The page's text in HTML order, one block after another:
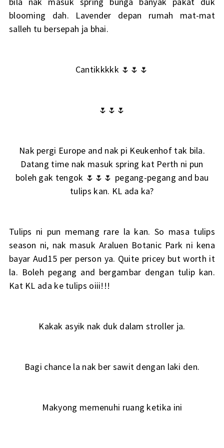
blooming dah. Lavender depan rumah mat-mat
salleh tu bersepah ja bhai.
Cantikkkkk 🌷🌷🌷
🌷🌷🌷
Nak pergi Europe and nak pi Keukenhof tak bila.
Datang time nak masuk spring kat Perth ni pun
boleh gak tengok 🌷🌷🌷 pegang-pegang and bau
tulips kan. KL ada ka?
Tulips ni pun memang rare la kan. So masa tulips
season ni, nak masuk Araluen Botanic Park ni kena
bayar Aud15 per person ya. Quite pricey but worth it
la. Boleh pegang and bergambar dengan tulip kan.
Kat KL ada ke tulips oiii!!!
Kakak asyik nak duk dalam stroller ja.
Bagi chance la nak ber sawit dengan laki den.
Makyong memenuhi ruang ketika ini